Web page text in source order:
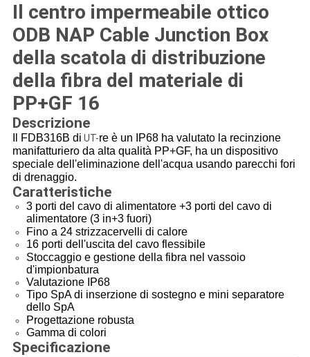
Il centro impermeabile ottico
ODB NAP Cable Junction Box
della scatola di distribuzione
della fibra del materiale di
PP+GF 16
Descrizione
Il FDB316B di UT-re è un IP68 ha valutato la recinzione
manifatturiero da alta qualità PP+GF, ha un dispositivo
speciale dell'eliminazione dell'acqua usando parecchi fori
di drenaggio.
Caratteristiche
3 porti del cavo di alimentatore +3 porti del cavo di
alimentatore (3 in+3 fuori)
Fino a 24 strizzacervelli di calore
16 porti dell'uscita del cavo flessibile
Stoccaggio e gestione della fibra nel vassoio
d'impionbatura
Valutazione IP68
Tipo SpA di inserzione di sostegno e mini separatore
dello SpA
Progettazione robusta
Gamma di colori
Specificazione